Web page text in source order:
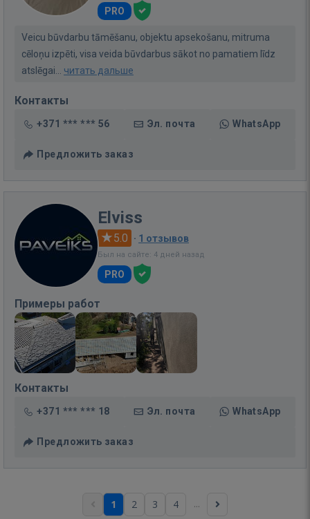
PRO
Veicu būvdarbu tāmēšanu, objektu apsekošanu, mitruma
cēloņu izpēti, visa veida būvdarbus sākot no pamatiem līdz
atslēgai... читать дальше
Контакты
+371 *** *** 56 Эл. почта WhatsApp
Предложить заказ
Elviss
5.0 · 1 отзывов
Был на сайте: 4 дней назад
PRO
Примеры работ
Контакты
+371 *** *** 18 Эл. почта WhatsApp
Предложить заказ
1 2 3 4 ...